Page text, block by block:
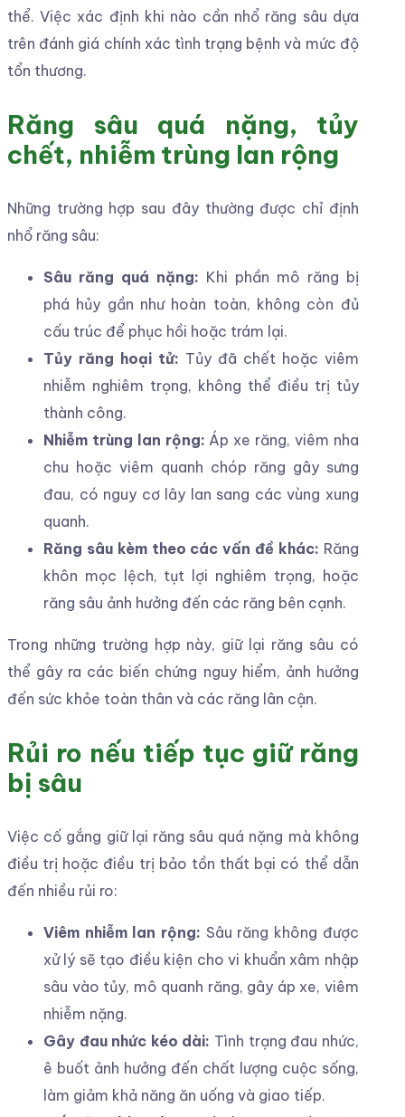
thể. Việc xác định khi nào cần nhổ răng sâu dựa
trên đánh giá chính xác tình trạng bệnh và mức độ
tổn thương.
Răng sâu quá nặng, tủy
chết, nhiễm trùng lan rộng
Những trường hợp sau đây thường được chỉ định
nhổ răng sâu:
Sâu răng quá nặng: Khi phần mô răng bị
phá hủy gần như hoàn toàn, không còn đủ
cấu trúc để phục hồi hoặc trám lại.
Tủy răng hoại tử: Tủy đã chết hoặc viêm
nhiễm nghiêm trọng, không thể điều trị tủy
thành công.
Nhiễm trùng lan rộng: Áp xe răng, viêm nha
chu hoặc viêm quanh chóp răng gây sưng
đau, có nguy cơ lây lan sang các vùng xung
quanh.
Răng sâu kèm theo các vấn đề khác: Răng
khôn mọc lệch, tụt lợi nghiêm trọng, hoặc
răng sâu ảnh hưởng đến các răng bên cạnh.
Trong những trường hợp này, giữ lại răng sâu có
thể gây ra các biến chứng nguy hiểm, ảnh hưởng
đến sức khỏe toàn thân và các răng lân cận.
Rủi ro nếu tiếp tục giữ răng
bị sâu
Việc cố gắng giữ lại răng sâu quá nặng mà không
điều trị hoặc điều trị bảo tồn thất bại có thể dẫn
đến nhiều rủi ro:
Viêm nhiễm lan rộng: Sâu răng không được
xử lý sẽ tạo điều kiện cho vi khuẩn xâm nhập
sâu vào tủy, mô quanh răng, gây áp xe, viêm
nhiễm nặng.
Gây đau nhức kéo dài: Tình trạng đau nhức,
ê buốt ảnh hưởng đến chất lượng cuộc sống,
làm giảm khả năng ăn uống và giao tiếp.